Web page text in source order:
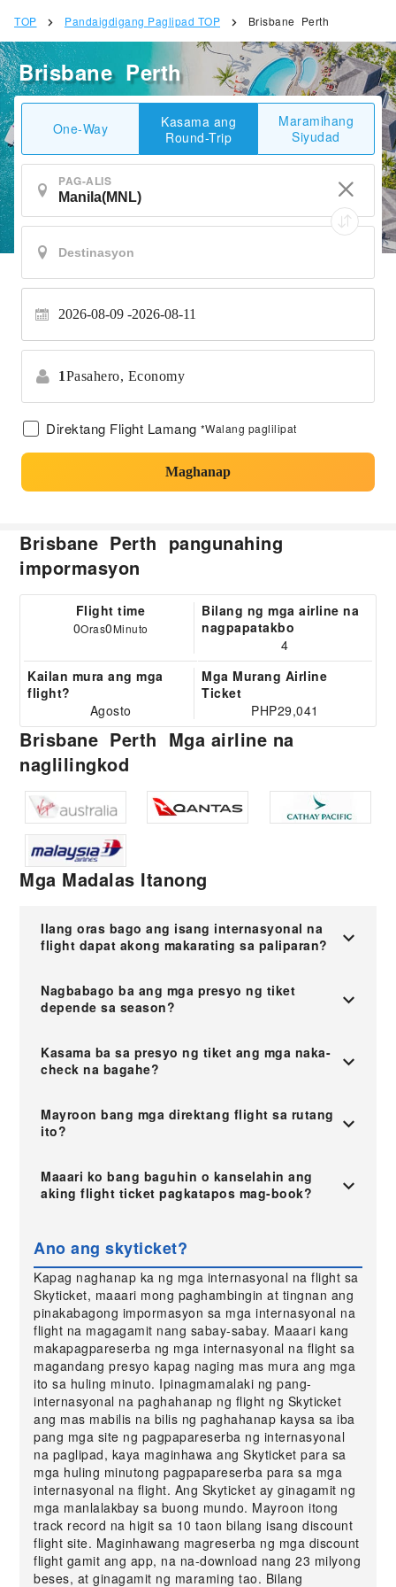
TOP Pandaigdigang Paglipad TOP Brisbane Perth
Brisbane Perth
One-Way
Kasama ang
Round-Trip
Maramihang
Siyudad
PAG-ALIS
2026-08-09 2026-08-11
1Pasahero, Economy
Direktang Flight Lamang *Walang paglilipat
Maghanap
Brisbane Perth pangunahing
impormasyon
Flight time
0Oras0Minuto
Bilang ng mga airline na
nagpapatakbo
4
Kailan mura ang mga
flight?
Agosto
Mga Murang Airline
Ticket
PHP29,041
Brisbane Perth Mga airline na
naglilingkod
Mga Madalas Itanong
Ilang oras bago ang isang internasyonal na
flight dapat akong makarating sa paliparan?
Nagbabago ba ang mga presyo ng tiket
depende sa season?
Kasama ba sa presyo ng tiket ang mga naka-
check na bagahe?
Mayroon bang mga direktang flight sa rutang
ito?
Maaari ko bang baguhin o kanselahin ang
aking flight ticket pagkatapos mag-book?
Ano ang skyticket?
Kapag naghanap ka ng mga internasyonal na flight sa
Skyticket, maaari mong paghambingin at tingnan ang
pinakabagong impormasyon sa mga internasyonal na
flight na magagamit nang sabay-sabay. Maaari kang
makapagpareserba ng mga internasyonal na flight sa
magandang presyo kapag naging mas mura ang mga
ito sa huling minuto. Ipinagmamalaki ng pang-
internasyonal na paghahanap ng flight ng Skyticket
ang mas mabilis na bilis ng paghahanap kaysa sa iba
pang mga site ng pagpapareserba ng internasyonal
na paglipad, kaya maginhawa ang Skyticket para sa
mga huling minutong pagpapareserba para sa mga
internasyonal na flight. Ang Skyticket ay ginagamit ng
mga manlalakbay sa buong mundo. Mayroon itong
track record na higit sa 10 taon bilang isang discount
flight site. Maginhawang magreserba ng mga discount
flight gamit ang app, na na-download nang 23 milyong
beses, at ginagamit ng maraming tao. Bilang